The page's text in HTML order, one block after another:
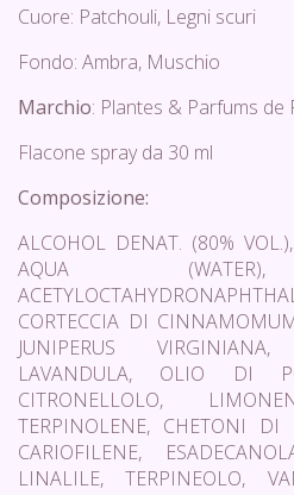
Cuore: Patchouli, Legni scuri
Fondo: Ambra, Muschio
Marchio: Plantes & Parfums de
Flacone spray da 30 ml
Composizione:
ALCOHOL DENAT. (80%
AQUA (WATER),
CORTECCIA DI
JUNIPERUS
LAVANDULA, OLIO DI
CITRONELLOLO,
TERPINOLENE, CHETONI DI
CARIOFILENE,
LINALILE, TERPINEOLO,